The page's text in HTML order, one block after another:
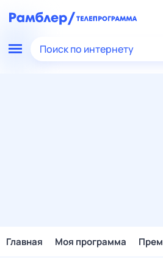
Поиск по интернету
Главная Моя программа